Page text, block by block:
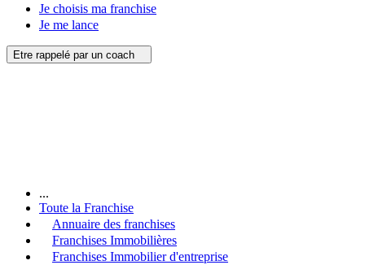
Je choisis ma franchise
Je me lance
Etre rappelé par un coach
...
Toute la Franchise
Annuaire des franchises
Franchises Immobilières
Franchises Immobilier d'entreprise